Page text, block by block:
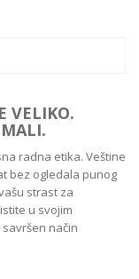
VELIKO.
radna etika. Veštine
bez ogledala punog
strast za
u svojim
način